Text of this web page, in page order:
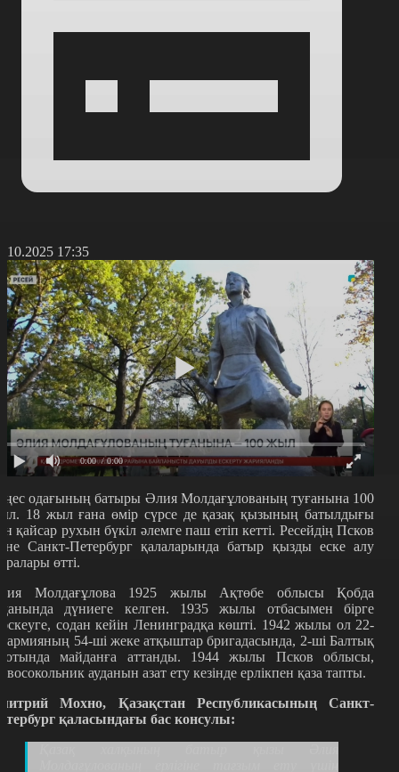
17:35
0:00 / 0:00
одағының батыры Әлия Молдағұлованың туғанына 100
18 жыл ғана өмір сүрсе де қазақ қызының батылдығы
қайсар рухын бүкіл әлемге паш етіп кетті. Ресейдің Псков
Санкт-Петербург қалаларында батыр қызды еске алу
өтті.
Молдағұлова 1925 жылы Ақтөбе облысы Қобда
дүниеге келген. 1935 жылы отбасымен бірге
содан кейін Ленинградқа көшті. 1942 жылы ол 22-
армияның 54-ші жеке атқыштар бригадасында, 2-ші Балтық
майданға аттанды. 1944 жылы Псков облысы,
ауданын азат ету кезінде ерлікпен қаза тапты.
Мохно, Қазақстан Республикасының Санкт-
қаласындағы бас консулы: